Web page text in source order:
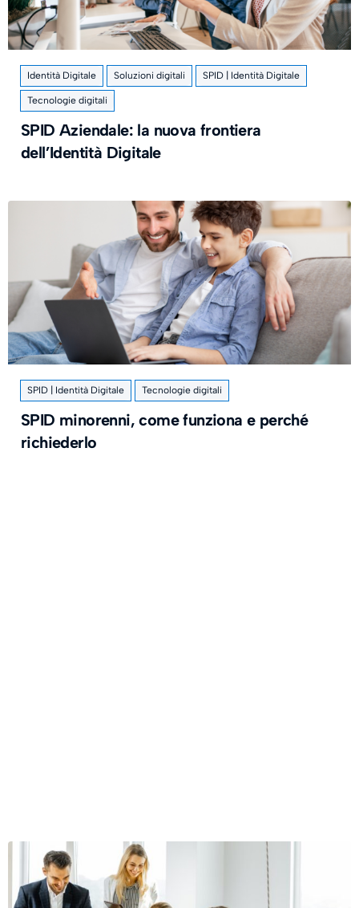
Identità Digitale Soluzioni digitali SPID | Identità Digitale
Tecnologie digitali
SPID Aziendale: la nuova frontiera
dell’Identità Digitale
SPID | Identità Digitale Tecnologie digitali
SPID minorenni, come funziona e perché
richiederlo